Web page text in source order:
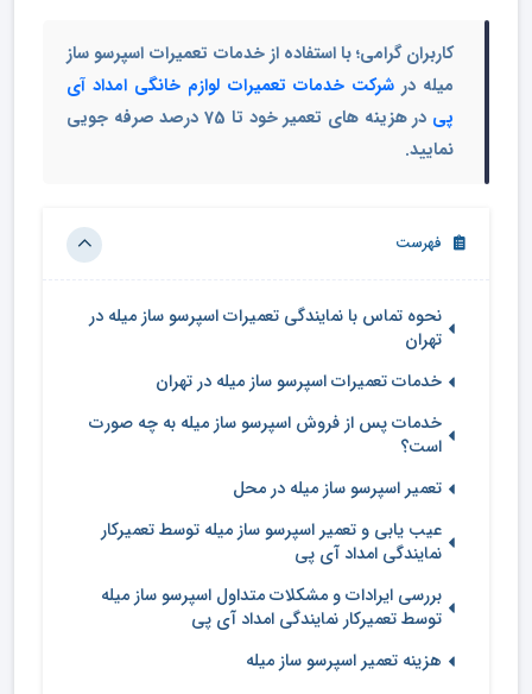
کاربران گرامی؛ با استفاده از خدمات تعمیرات اسپرسو ساز
میله در شرکت خدمات تعمیرات لوازم خانگی امداد آی
پی
در هزینه های تعمیر خود تا 75 درصد صرفه جویی
نمایید.
فهرست
نحوه تماس با نمایندگی تعمیرات اسپرسو ساز میله در
تهران
خدمات تعمیرات اسپرسو ساز میله در تهران
خدمات پس از فروش اسپرسو ساز میله به چه صورت
است؟
تعمیر اسپرسو ساز میله در محل
عیب یابی و تعمیر اسپرسو ساز میله توسط تعمیرکار
نمایندگی امداد آی پی
بررسی ایرادات و مشکلات متداول اسپرسو ساز میله
توسط تعمیرکار نمایندگی امداد آی پی
هزینه تعمیر اسپرسو ساز میله